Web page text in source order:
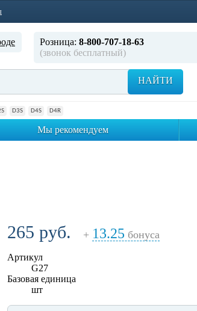
Розница: 8-800-707-18-63
(звонок бесплатный)
НАЙТИ
D3S D4S D4R
Мы рекомендуем
265 руб. + 13.25 бонуса
Артикул
G27
Базовая единица
шт